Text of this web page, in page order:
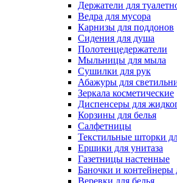
Держатели для
Ведра для мусора
Карнизы для поддонов
Сидения для душа
Полотенцедержатели
Мыльницы для мыла
Сушилки для рук
Абажуры для
Зеркала косметические
Диспенсеры для
Корзины для белья
Салфетницы
Текстильные шторки
Ершики для унитаза
Газетницы настенные
Баночки и контейнеры
Веревки для белья